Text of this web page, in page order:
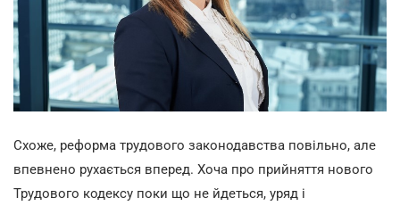
Схоже, реформа трудового законодавства повільно, але
впевнено рухається вперед. Хоча про прийняття нового
Трудового кодексу поки що не йдеться, уряд і